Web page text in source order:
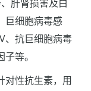
肝肾损害及白
巨细胞病毒感
、抗巨细胞病毒
等。
对性抗生素，用